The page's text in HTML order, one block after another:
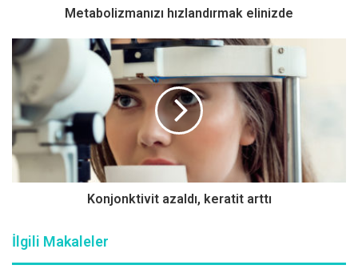
çocuğun gün içerisinde zamanının önemli bir bölümünü
ekran karşısında geçirmesi, sınır koymak istendiğinde
bunu tepki ve öfkeyle karşılaması ve ekran kullanımının
ailesiyle ilişkilerini kısıtlaması halinde ekran
bağımlılığından söz edilebileceğini kaydetti.
Dikkat eksikliği ve konsantrasyon sorunu yaşayabilir
üzerine çalışmaların henüz yeterli düzeyde olmadığını
belirten Yüksel, gereğinden fazla teknoloji kullanımının
Metabolizmanızı hızlandırmak elinizde
Konjonktivit azaldı, keratit arttı
İlgili Makaleler